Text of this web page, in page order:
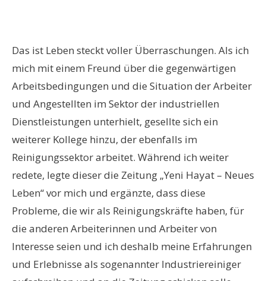
Das ist Leben steckt voller Überraschungen. Als ich
mich mit einem Freund über die gegenwärtigen
Arbeitsbedingungen und die Situation der Arbeiter
und Angestellten im Sektor der industriellen
Dienstleistungen unterhielt, gesellte sich ein
weiterer Kollege hinzu, der ebenfalls im
Reinigungssektor arbeitet. Während ich weiter
redete, legte dieser die Zeitung „Yeni Hayat – Neues
Leben“ vor mich und ergänzte, dass diese
Probleme, die wir als Reinigungskräfte haben, für
die anderen Arbeiterinnen und Arbeiter von
Interesse seien und ich deshalb meine Erfahrungen
und Erlebnisse als sogenannter Industriereiniger